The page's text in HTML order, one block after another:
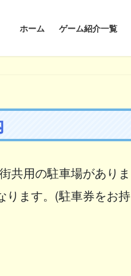
ホーム ゲーム紹介一覧
共用の駐車場がありま
ります。(駐車券をお持